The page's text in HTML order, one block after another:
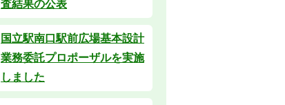
査結果の公表
国立駅南口駅前広場基本設計
業務委託プロポーザルを実施
しました